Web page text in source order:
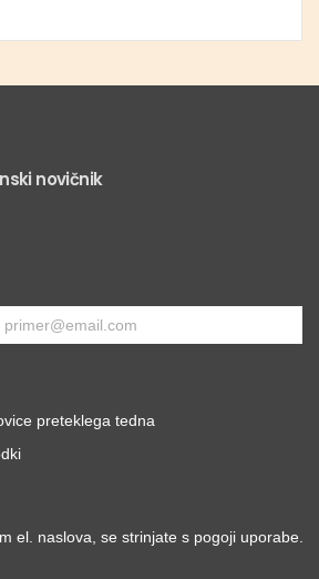
novičnik
preteklega tedna
el. naslova, se strinjate s pogoji uporabe.